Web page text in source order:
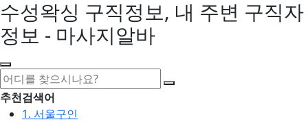
수성왁싱 구직정보, 내 주변 구직자
정보 - 마사지알바
추천검색어
1. 서울구인